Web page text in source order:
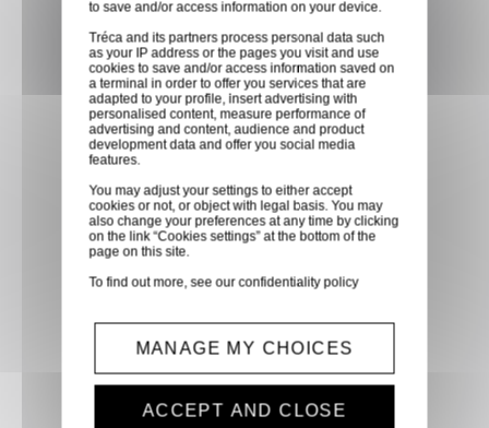
partenaire GLS, partout en
France métropolitaine et en
Europe entre 24h et 48h après
mise à disposition des produits
à notre transporteur.
Paiement sécurisé
Paiement CB, virement,
Paypal, ...
Optez pour la tranquillité
demandes techniques et devis
à notre service clients par mail.
to save and/or access information on your device.
Tréca and its partners process personal data such
as your IP address or the pages you visit and use
cookies to save and/or access information saved on
a terminal in order to offer you services that are
adapted to your profile, insert advertising with
personalised content, measure performance of
advertising and content, audience and product
development data and offer you social media
features.
You may adjust your settings to either accept
cookies or not, or object with legal basis. You may
also change your preferences at any time by clicking
on the link “Cookies settings” at the bottom of the
page on this site.
To find out more, see ourconfidentiality policy
MANAGE MY CHOICES
ACCEPT AND CLOSE